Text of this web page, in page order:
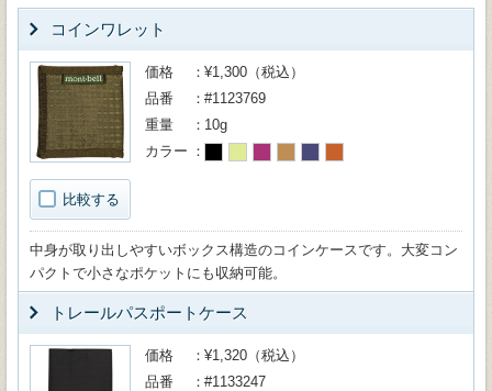
コインワレット
比較する
価格
¥1,300（税込）
品番
#1123769
重量
10g
カラー
中身が取り出しやすいボックス構造のコインケースです。大変コン
パクトで小さなポケットにも収納可能。
トレールパスポートケース
価格
¥1,320（税込）
品番
#1133247